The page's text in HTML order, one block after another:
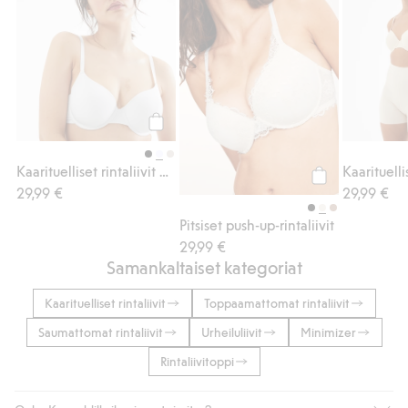
Osta
Kaarituelliset rintaliivit micro-materiaalia
29,99 €
Osta
Pitsiset push-up-rintaliivit
29,99 €
29,99 €
Samankaltaiset kategoriat
Kaarituelliset rintaliivit
Toppaamattomat rintaliivit
Saumattomat rintaliivit
Urheiluliivit
Minimizer
Rintaliivitoppi